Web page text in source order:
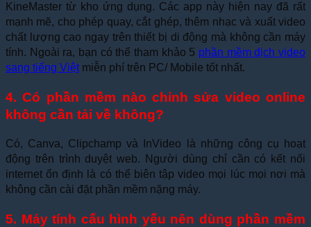
KineMaster từ kho ứng dụng. Các app này hiện nay đã rất
mạnh mẽ, cho phép quay, cắt ghép, thêm nhạc và xuất video
chất lượng cao ngay trên thiết bị di động mà không cần máy
tính. Ngoài ra, bạn có thể tham khảo 5 phần mềm dịch video
sang tiếng Việtmiễn phí trên PC/ Mobile tốt nhất.
4. Có phần mềm nào chỉnh sửa video online
không cần tải về không?
Có, Canva, Clipchamp và InVideo là những công cụ hoạt
động trên trình duyệt web. Người dùng chỉ cần có kết nối
internet ổn định là có thể biên tập video mọi lúc mọi nơi mà
không cần cài đặt phần mềm nặng máy.
5. Máy tính cấu hình yếu nên dùng phần mềm